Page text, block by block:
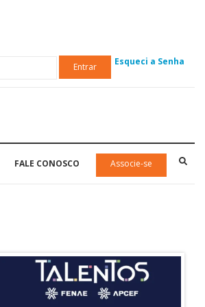
Entrar Esqueci a Senha
FALE CONOSCO Associe-se